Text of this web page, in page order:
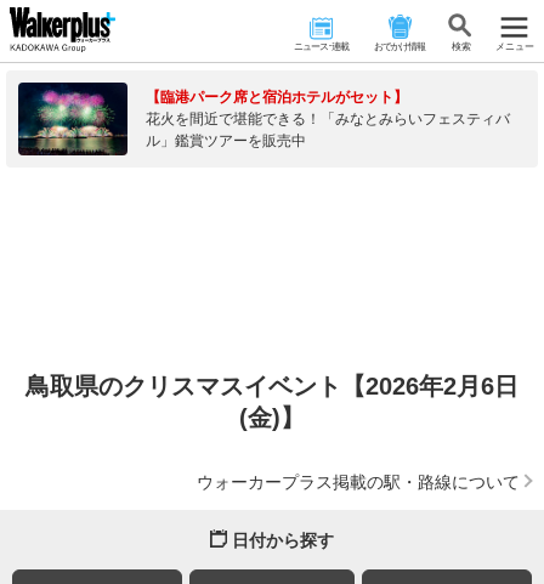
ニュース･連載 おでかけ情報 検 索 メニュー
【臨港パーク席と宿泊ホテルがセット】
花火を間近で堪能できる！「みなとみらいフェスティバ
ル」鑑賞ツアーを販売中
鳥取県のクリスマスイベント【2026年2月6日
(金)】
ウォーカープラス掲載の駅・路線について
日付から探す